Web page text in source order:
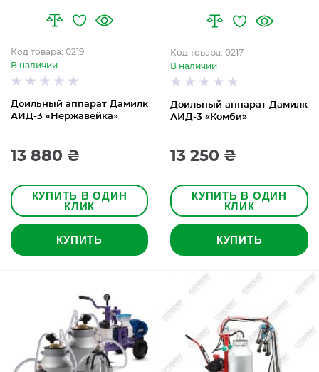
Доильный аппарат Дамилк
АИД-3 «Нержавейка»
Код товара: 0219
В наличии
13 880 ₴
КУПИТЬ В ОДИН
КЛИК
КУПИТЬ
Доильный аппарат Дамилк
АИД-3 «Комби»
Код товара: 0217
В наличии
13 250 ₴
КУПИТЬ В ОДИН
КЛИК
КУПИТЬ